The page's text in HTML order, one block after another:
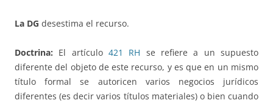
La DG desestima el recurso.
Doctrina: El artículo421 RH se refiere a un supuesto
diferente del objeto de este recurso, y es que en un mismo
título formal se autoricen varios negocios jurídicos
diferentes (es decir varios títulos materiales) o bien cuando